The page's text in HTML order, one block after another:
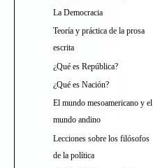
La Democracia
Teoría y práctica de la prosa
escrita
¿Qué es República?
¿Qué es Nación?
El mundo mesoamericano y el
mundo andino
Lecciones sobre los filósofos
de la política